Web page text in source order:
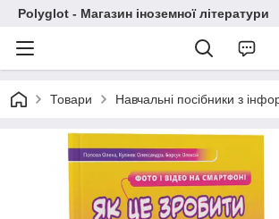
Polyglot - Магазин іноземної літератури
Товари Навчальні посібники з